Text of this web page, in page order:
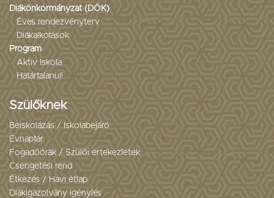
Diákönkormányzat (DÖK)
Éves rendezvényterv
Diákalkotások
Program
Aktív Iskola
Határtalanul!
Szülőknek
Beiskolázás / Iskolabejáró
Évnaptár
Fogadóórák / Szülői értekezletek
Csengetési rend
Étkezés / Havi étlap
Diákigazolvány igénylés